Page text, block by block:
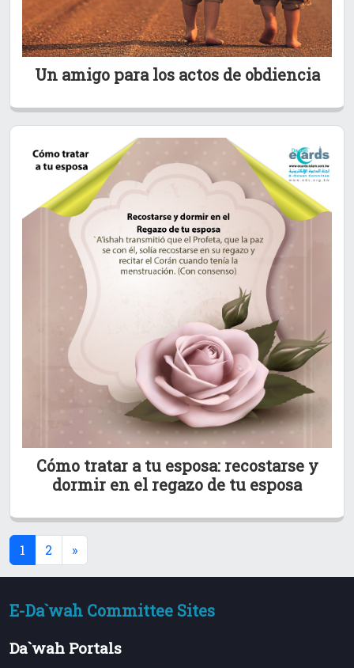
Un amigo para los actos de obdiencia
Cómo tratar a tu esposa: recostarse y
dormir en el regazo de tu esposa
1 (current)
2 »
E-Da`wah Committee Sites
Da`wah Portals